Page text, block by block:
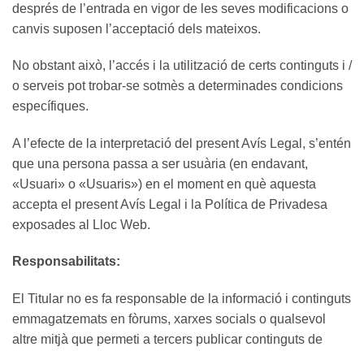
després de l’entrada en vigor de les seves modificacions o
canvis suposen l’acceptació dels mateixos.
No obstant això, l’accés i la utilització de certs continguts i /
o serveis pot trobar-se sotmès a determinades condicions
específiques.
A l’efecte de la interpretació del present Avís Legal, s’entén
que una persona passa a ser usuària (en endavant,
«Usuari» o «Usuaris») en el moment en què aquesta
accepta el present Avís Legal i la Política de Privadesa
exposades al Lloc Web.
Responsabilitats:
El Titular no es fa responsable de la informació i continguts
emmagatzemats en fòrums, xarxes socials o qualsevol
altre mitjà que permeti a tercers publicar continguts de